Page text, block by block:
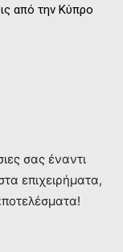
από την Κύπρο
σας έναντι
επιχειρήματα,